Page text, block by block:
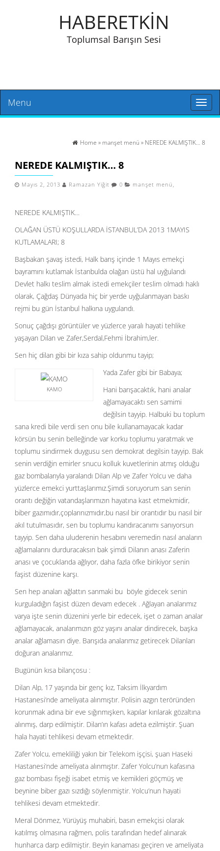
HABERETKİN
Toplumsal Barışın Sesi
Toggle
Menu
Home » manşet menü » NEREDE KALMIŞTIK… 8
NEREDE KALMIŞTIK… 8
Mayıs 2, 2013 Ramazan Yiğit 0 manşet menü ,
NEREDE KALMIŞTIK…
OLAĞAN ÜSTÜ KOŞULLARDA İSTANBUL’DA 2013 1MAYIS
KUTLAMALARI; 8
Başbakan şavaş istedi, Halk barış içinde 1 Mayıs emekçi
bayramını kutlamak İstanbulda olağan üstü hal uyğulandı
Devlet halkı teslim almak istedi emekçiler teslim olmadı haklı
olarak, Çağdaş Dünyada hiç bir yerde uyğulanmayan baskı
rejmi bu gün İstanbul halkına uygulandı.
Sonuç çağdışı görüntüler ve yüzlerce yaralı hayati tehlike
yaşayan Dilan ve Zafer,Serdal,Fehmi İbrahim,ler.
Sen hiç dilan gibi bir kıza sahip oldunmu tayip;
KAMO
Yada Zafer gibi bir Babaya;
Hani barışacaktık, hani analar
ağlamayacaktı sen samimi
değilsin tayyip. Halbuki bu toplum
sana kredi bile verdi sen onu bile kullanamayacak kadar
körsün bu senin belleğinde var korku toplumu yaratmak ve
toplumu sindirmek duygusu sen demokrat degilsin tayyip. Bak
senin verdiğin emirler snucu kolluk kuvetlerinin atmış olduğu
gaz bombalarıyla yaralandı Dilan Alp ve Zafer Yolcu ve daha
yüzlerce emekci yurttaşlarımız.Şimdi soruyorum san senin
orantı değiğin vatandaşlarımızın hayatına kast etmekmidir,
biber gazımıdır,çoplarınızmıdır,bu nasıl bir orantıdır bu nasıl bir
akıl tutulmasıdır, sen bu toplumu kandıracanımı sanıyorsun
tayyip. Sen daha uluderenin hesabını veremedin nasıl anaların
ağlamalarını durduracaksın bak şimdi Dilanın anası Zaferin
anası ve çocuklarıda ağlıyor, daha fazla öfke birikiyor senin
faşist düzenine karşı.
Sen hep anaları ağlattın sanmaki bu böyle gidecek senin
kurguladığın faşist düzen devam edecek . Ağlayan analarımız
varya işte senin düzenini yerle bir edecek, işet o zaman analar
ağlamayacak, analarımızın göz yaşını analar dindirecek, başka
analar ağlamasın diye. Barışıda analarımız getirecek Dilanları
doğuran analarımız.
Bugünün kısa bilançosu :
Dilan Alp, 17 yaşında bir genç kız, Taksim İlkyardım
Hastanesi’nde ameliyata alınmıştır. Polisin azgın teröründen
korunmak adına bir eve sığınmışken, kapılar kırılarak gözaltına
alınmış, darp edilmiştir. Dilan’ın kafası adeta ezilmiştir. Şuan
hala hayati tehlikesi devam etmektedir.
Zafer Yolcu, emekliliği yakın bir Telekom işçisi, şuan Haseki
Hastanesi’nde ameliyata alınmıştır. Zafer Yolcu’nun kafasına
gaz bombası fişeği isabet etmiş ve kemikleri göçmüş ve
beynine biber gazı sızdığı söylenmiştir. Yolcu’nun hayati
tehlikesi devam etmektedir.
Meral Dönmez, Yürüyüş muhabiri, basın emekçisi olarak
katılmış olmasına rağmen, polis tarafından hedef alınarak
hunharca darp edilmiştir. Beyin kanaması geçiren ve ameliyata